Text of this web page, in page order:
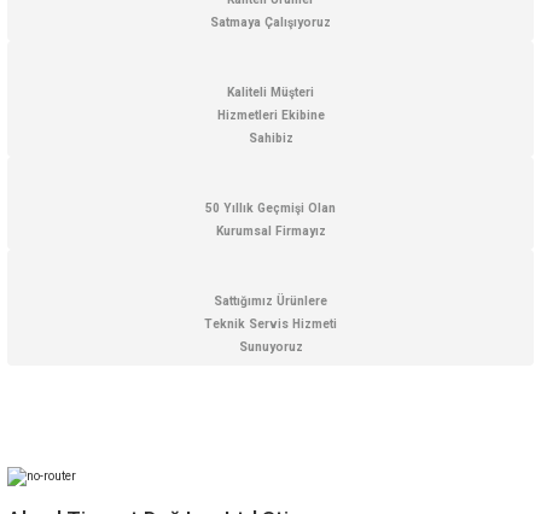
Bu ürüne benzer farklı alternatifler olmalı.
Satmaya Çalışıyoruz
Kaliteli Müşteri
Hizmetleri Ekibine
Sahibiz
50 Yıllık Geçmişi Olan
Kurumsal Firmayız
Sattığımız Ürünlere
Teknik Servis Hizmeti
Sunuyoruz